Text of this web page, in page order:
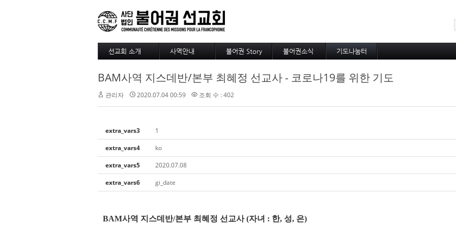
선교회 소개
4대정신
섬기는 사람들
선교사
선교회 후원 계좌
사역안내
훈련
긍휼
BAM
출판/정기기도
불어권 Story
방주지
공지사항
불어권소식
아프리카소식
기도나눔터
소속 선교사
기타 선교사
BAM사역 지스데반/본부 최혜정 선교사 - 코로나19를 위한 기도
관리자 2020.07.04 00:59 조회 수 : 402
extra_vars3
1
extra_vars4
ko
extra_vars5
2020.07.08
extra_vars6
gi_date
BAM사역 지스데반/본부 최혜정 선교사(자녀 : 한, 성, 은)